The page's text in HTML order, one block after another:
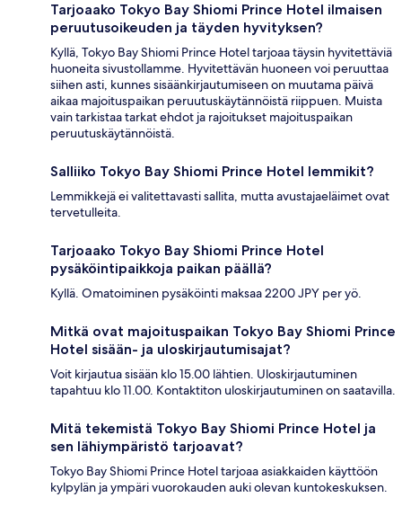
Tarjoaako Tokyo Bay Shiomi Prince Hotel ilmaisen
peruutusoikeuden ja täyden hyvityksen?
Kyllä, Tokyo Bay Shiomi Prince Hotel tarjoaa täysin hyvitettäviä
huoneita sivustollamme. Hyvitettävän huoneen voi peruuttaa
siihen asti, kunnes sisäänkirjautumiseen on muutama päivä
aikaa majoituspaikan peruutuskäytännöistä riippuen. Muista
vain tarkistaa tarkat ehdot ja rajoitukset majoituspaikan
peruutuskäytännöistä.
Salliiko Tokyo Bay Shiomi Prince Hotel lemmikit?
Lemmikkejä ei valitettavasti sallita, mutta avustajaeläimet ovat
tervetulleita.
Tarjoaako Tokyo Bay Shiomi Prince Hotel
pysäköintipaikkoja paikan päällä?
Kyllä. Omatoiminen pysäköinti maksaa 2200 JPY per yö.
Mitkä ovat majoituspaikan Tokyo Bay Shiomi Prince
Hotel sisään- ja uloskirjautumisajat?
Voit kirjautua sisään klo 15.00 lähtien. Uloskirjautuminen
tapahtuu klo 11.00. Kontaktiton uloskirjautuminen on saatavilla.
Mitä tekemistä Tokyo Bay Shiomi Prince Hotel ja
sen lähiympäristö tarjoavat?
Tokyo Bay Shiomi Prince Hotel tarjoaa asiakkaiden käyttöön
kylpylän ja ympäri vuorokauden auki olevan kuntokeskuksen.